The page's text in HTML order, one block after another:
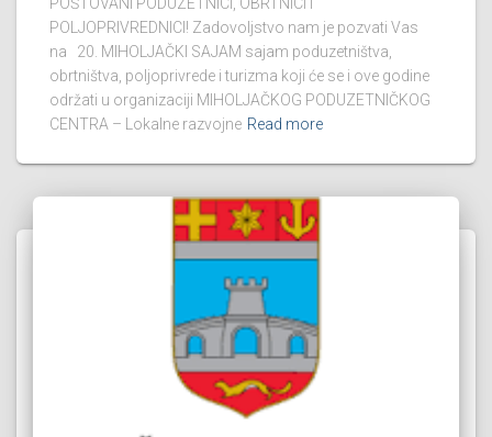
POLJOPRIVREDNICI! Zadovoljstvo nam je pozvati Vas
na 20. MIHOLJAČKI SAJAM sajam poduzetništva,
obrtništva, poljoprivrede i turizma koji će se i ove godine
održati u organizaciji MIHOLJAČKOG PODUZETNIČKOG
CENTRA – Lokalne razvojne Read more